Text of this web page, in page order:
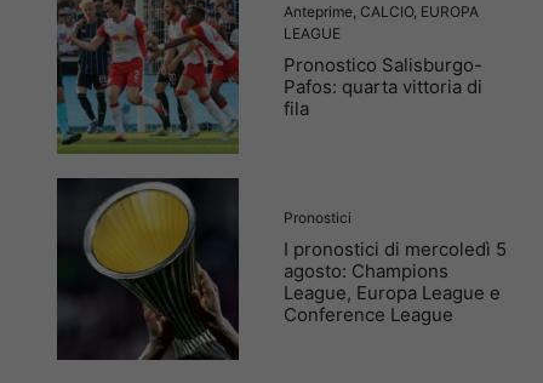
Anteprime CALCIO, EUROPA
LEAGUE
Pronostico Salisburgo-
Pafos: quarta vittoria di
fila
Pronostici
I pronostici di mercoledì 5
agosto: Champions
League, Europa League e
Conference League